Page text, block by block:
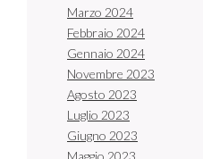
Marzo 2024
Febbraio 2024
Gennaio 2024
Novembre 2023
Agosto 2023
Luglio 2023
Giugno 2023
Maggio 2023